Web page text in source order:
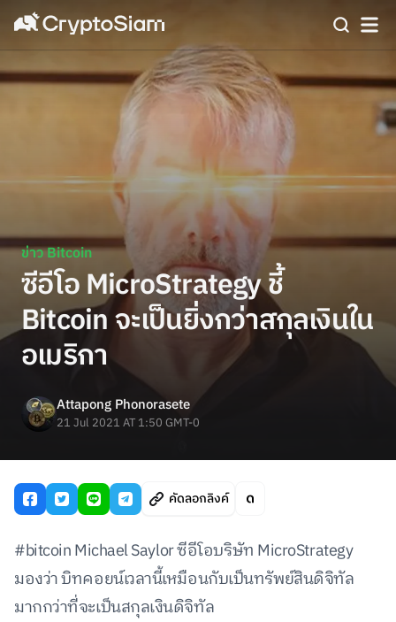
ข่าว Bitcoin
ซีอีโอ MicroStrategy ชี้
Bitcoin จะเป็นยิ่งกว่าสกุลเงินใน
อเมริกา
Attapong Phonorasete
21 Jul 2021 AT 1:50 GMT-0
คัดลอกลิงค์
#bitcoin Michael Saylor ซีอีโอบริษัท MicroStrategy
มองว่า บิทคอยน์เวลานี้เหมือนกับเป็นทรัพย์สินดิจิทัล
มากกว่าที่จะเป็นสกุลเงินดิจิทัล